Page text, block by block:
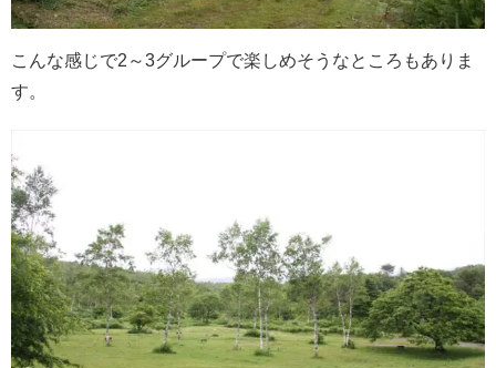
こんな感じで2～3グループで楽しめそうなところもありま
す。